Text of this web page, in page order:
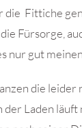
die Fittiche
Fürsorge,
nur gut
die leider
der Laden